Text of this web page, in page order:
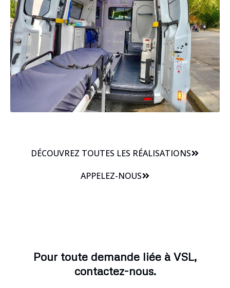
DÉCOUVREZ TOUTES LES RÉALISATIONS
APPELEZ-NOUS
Pour toute demande liée à VSL,
contactez-nous.